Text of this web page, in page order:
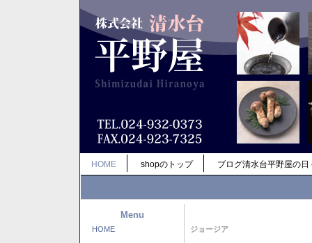
HOME shopのトップ ブログ清水台平野屋の日
Menu
HOME ジョージア